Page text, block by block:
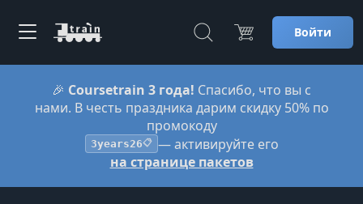
Войти
🎉 Coursetrain 3 года! Спасибо, что вы с
нами. В честь праздника дарим скидку 50% по
промокоду
3years26📋 — активируйте его
на странице пакетов